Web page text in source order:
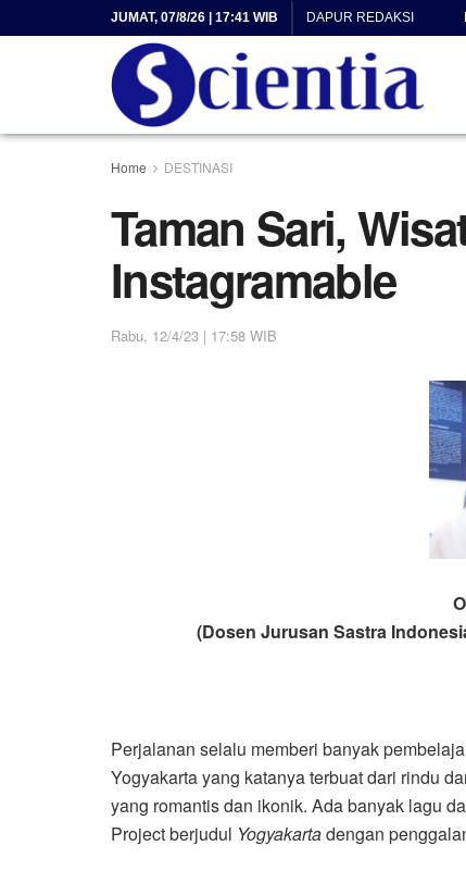
JUMAT, 07/8/26 | 17:41 WIB DAPUR REDAKSI
Home DESTINASI
Taman Sari,
Instagramable
Rabu, 12/4/23 | 17:58 WIB
(Dosen Jurusan Sastra
Perjalanan selalu memberi banyak
Yogyakarta yang katanya terbuat dari rindu
yang romantis dan ikonik. Ada banyak lagu
Project berjudul Yogyakartadengan